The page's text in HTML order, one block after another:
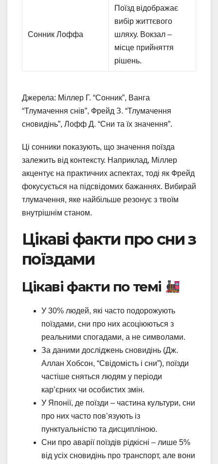
Сонник Лоффа
Поїзд відображає
вибір життєвого
шляху. Вокзал –
місце прийняття
рішень.
Джерела: Міллер Г. “Сонник”, Ванга
“Тлумачення снів”, Фрейд З. “Тлумачення
сновидінь”, Лофф Д. “Сни та їх значення”.
Ці сонники показують, що значення поїзда
залежить від контексту. Наприклад, Міллер
акцентує на практичних аспектах, тоді як Фрейд
фокусується на підсвідомих бажаннях. Вибирай
тлумачення, яке найбільше резонує з твоїм
внутрішнім станом.
Цікаві факти про сни з
поїздами
Цікаві факти по темі
У 30% людей, які часто подорожують
поїздами, сни про них асоціюються з
реальними спогадами, а не символами.
За даними досліджень сновидінь (Дж.
Аллан Хобсон, “Свідомість і сни”), поїзди
частіше сняться людям у періоди
кар’єрних чи особистих змін.
У Японії, де поїзди – частина культури, сни
про них часто пов’язують із
пунктуальністю та дисципліною.
Сни про аварії поїздів рідкісні – лише 5%
від усіх сновидінь про транспорт, але вони